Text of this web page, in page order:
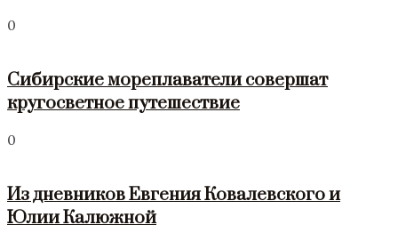
0
Сибирские мореплаватели совершат
кругосветное путешествие
0
Из дневников Евгения Ковалевского и
Юлии Калюжной